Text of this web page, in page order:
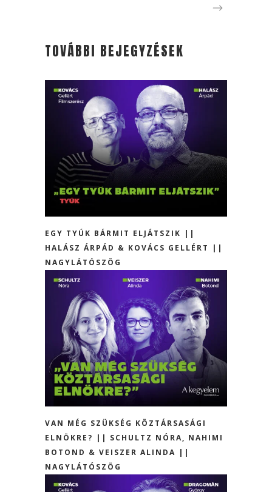
TOVÁBBI BEJEGYZÉSEK
EGY TYÚK BÁRMIT ELJÁTSZIK ||
HALÁSZ ÁRPÁD & KOVÁCS GELLÉRT ||
NAGYLÁTÓSZÖG
VAN MÉG SZÜKSÉG KÖZTÁRSASÁGI
ELNÖKRE? || SCHULTZ NÓRA, NAHIMI
BOTOND & VEISZER ALINDA ||
NAGYLÁTÓSZÖG